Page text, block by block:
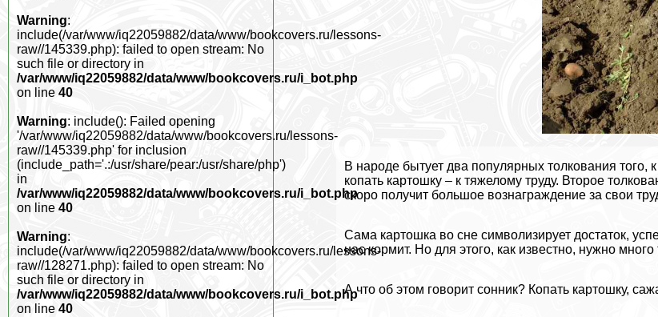
В народе бытует два популярных толкования того,
копать картошку – к тяжелому труду. Второе
скоро получит большое вознаграждение за свои
Сама картошка во сне символизирует достаток,
нас кормит. Но для этого, как известно, нужно много
А что об этом говорит сонник? Копать картошку,
Warning:
include(/var/www/iq22059882/data/www/bookcovers.ru/lessons-
raw//145339.php): failed to open stream: No
such file or directory in
/var/www/iq22059882/data/www/bookcovers.ru/i_bot.php
on line 40
Warning: include(): Failed opening
'/var/www/iq22059882/data/www/bookcovers.ru/lessons-
raw//145339.php' for inclusion
(include_path='.:/usr/share/pear:/usr/share/php')
in
/var/www/iq22059882/data/www/bookcovers.ru/i_bot.php
on line 40
Warning:
include(/var/www/iq22059882/data/www/bookcovers.ru/lessons-
raw//128271.php): failed to open stream: No
such file or directory in
/var/www/iq22059882/data/www/bookcovers.ru/i_bot.php
on line 40